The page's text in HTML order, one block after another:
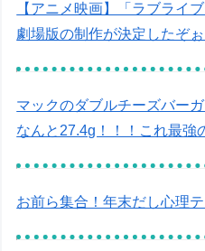
【アニメ映画】「ラブライ
劇場版の制作が決定したぞぉ
マックのダブルチーズバー
なんと27.4g！！！これ最強
お前ら集合！年末だし心理